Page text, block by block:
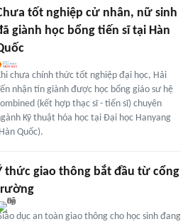
tốt nghiệp cử nhân, nữ sinh
giành học bổng tiến sĩ tại Hàn
chưa chính thức tốt nghiệp đại học, Hải
nhận tin giành được học bổng giáo sư hệ
(kết hợp thạc sĩ - tiến sĩ) chuyên
Kỹ thuật hóa học tại Đại học Hanyang
Quốc).
thức giao thông bắt đầu từ cổng
dục an toàn giao thông cho học sinh đang